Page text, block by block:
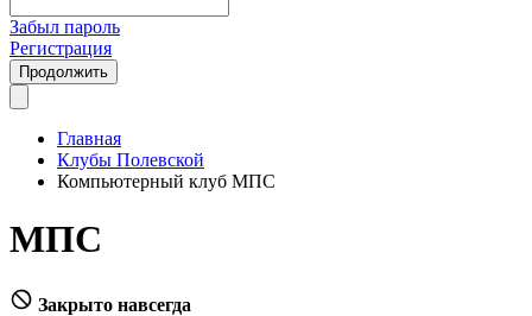
Забыл пароль
Регистрация
Продолжить
Главная
Клубы Полевской
Компьютерный клуб МПС
МПС
Закрыто навсегда